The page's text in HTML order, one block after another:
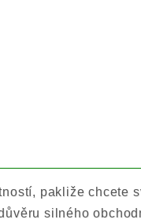
pakliže chcete
silného